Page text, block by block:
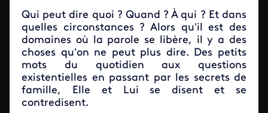
Qui peut dire quoi ? Quand ? À qui ? Et dans
quelles circonstances ? Alors qu’il est des
domaines où la parole se libère, il y a des
choses qu’on ne peut plus dire. Des petits
mots du quotidien aux questions
existentielles en passant par les secrets de
famille, Elle et Lui se disent et se
contredisent.